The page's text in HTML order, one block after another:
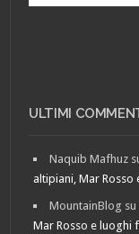
ULTIMI
Naquib Mafhuz
altipiani, Mar
MountainBlog su
Mar Rosso e luoghi